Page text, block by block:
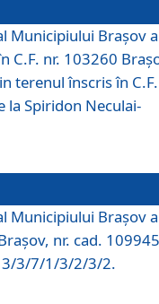
Municipiului Braşov a
C.F. nr. 103260
terenul înscris în
la Spiridon Neculai-
Municipiului Braşov a
nr. cad.
3/7/1/3/2/3/2.